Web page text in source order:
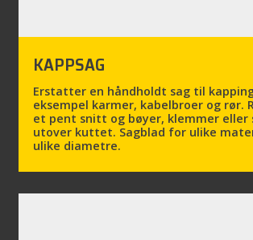
KAPPSAG
Erstatter en håndholdt sag til
eksempel karmer, kabelbroer og rør.
et pent snitt og bøyer, klemmer eller
utover kuttet. Sagblad for ulike
ulike diametre.